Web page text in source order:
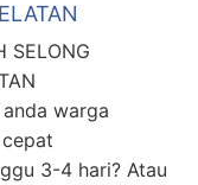
SELONG
warga
3-4 hari? Atau